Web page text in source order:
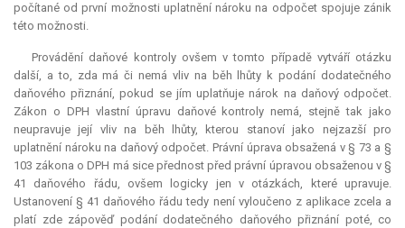
počítané od první možnosti uplatnění nároku na odpočet spojuje zánik
této možnosti.
Provádění daňové kontroly ovšem v tomto případě vytváří otázku
další, a to, zda má či nemá vliv na běh lhůty k podání dodatečného
daňového přiznání, pokud se jím uplatňuje nárok na daňový odpočet.
Zákon o DPH vlastní úpravu daňové kontroly nemá, stejně tak jako
neupravuje její vliv na běh lhůty, kterou stanoví jako nejzazší pro
uplatnění nároku na daňový odpočet. Právní úprava obsažená v § 73 a §
103 zákona o DPH má sice přednost před právní úpravou obsaženou v §
41 daňového řádu, ovšem logicky jen v otázkách, které upravuje.
Ustanovení § 41 daňového řádu tedy není vyloučeno z aplikace zcela a
platí zde zápověď podání dodatečného daňového přiznání poté, co